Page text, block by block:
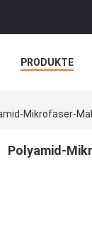
PRODUKTE
Mikrofaser-
Polyamid-